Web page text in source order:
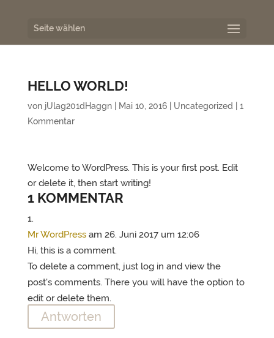
Seite wählen
HELLO WORLD!
von jUlag201dHaggn| Mai 10, 2016| Uncategorized
1
Kommentar
Welcome to WordPress. This is your first post. Edit
or delete it, then start writing!
1 KOMMENTAR
Mr WordPress am 26. Juni 2017 um 12:06
Hi, this is a comment.
To delete a comment, just log in and view the
post's comments. There you will have the option to
edit or delete them.
Antworten